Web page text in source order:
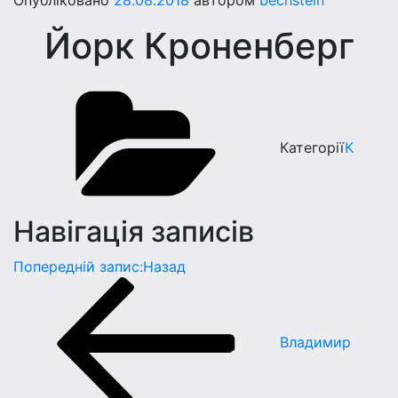
Йорк Кроненберг
КатегоріїК
Навігація записів
Попередній запис:Назад
Владимир